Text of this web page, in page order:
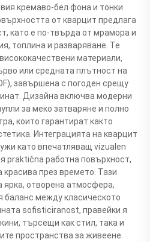
кремаво-бел фона и тонки
от кварцит предлага
като е по-твърда от мрамора и
топлина и разваряване. Те
материали,
или средната плътност на
завършена с погоден срещу
Дизайна включва модерни
за меко затваряне и полно
които гарантират както
Интеграцията на кварцит
като впечатляващ vizualen
praktična работна повърхност,
красива през времето. Тази
отворена атмосфера,
баланс между класическото
sofisticiranost, правейки я
търсещи как стил, така и
пространства за живеене.